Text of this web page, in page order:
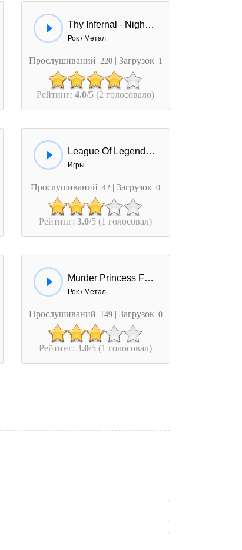
Thy Infernal - Night Of The Full Moon
Рок / Метал
Прослушиваний 220 | Загрузок 1
Рейтинг:4.0/5 (2 голосовало)
League Of Legends - Rengar Full Trophies
Игры
Прослушиваний 42 | Загрузок 0
Рейтинг:3.0/5 (1 голосовал)
Murder Princess Full OP Hikari Sasuhou
Рок / Метал
Прослушиваний 149 | Загрузок 0
Рейтинг:3.0/5 (1 голосовал)